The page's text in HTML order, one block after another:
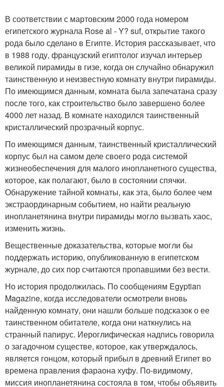
В соответствии с мартовским 2000 года номером
египетского журнала Rose al - Y? suf, открытие такого
рода было сделано в Египте. История рассказывает, что
в 1988 году, французский египтолог изучал интерьер
великой пирамиды в гизе, когда он случайно обнаружил
таинственную и неизвестную комнату внутри пирамиды.
По имеющимся данным, комната была запечатана сразу
после того, как строительство было завершено более
4000 лет назад. В комнате находился таинственный
кристаллический прозрачный корпус.
По имеющимся данным, таинственный кристаллический
корпус был на самом деле своего рода системой
жизнеобеспечения для малого инопланетного существа,
которое, как полагают, было в состоянии спячки.
Обнаружение тайной комнаты, как эта, было более чем
экстраординарным событием, но найти реальную
инопланетянина внутри пирамиды могло вызвать хаос,
изменить жизнь.
Вещественные доказательства, которые могли бы
поддержать историю, опубликованную в египетском
журнале, до сих пор считаются пропавшими без вести.
Но история продолжилась. По сообщениям Egyptian
Magazine, когда исследователи осмотрели вновь
найденную комнату, они нашли больше подсказок о ее
таинственном обитателе, когда они наткнулись на
странный папирус. Иероглифическая надпись говорила
о загадочном существе, которое, как утверждалось,
является гонцом, который прибыл в древний Египет во
времена правления фараона хуфу. По-видимому,
миссия инопланетянина состояла в том, чтобы объявить